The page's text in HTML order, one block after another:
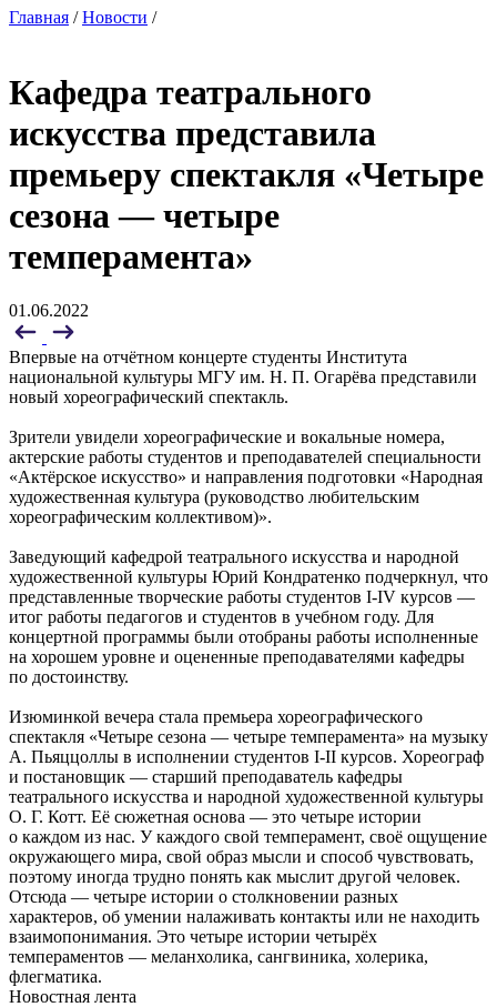
Главная /Новости /
Кафедра театрального
искусства представила
премьеру спектакля «Четыре
сезона — четыре
темперамента»
01.06.2022
Впервые на отчётном концерте студенты Института
национальной культуры МГУ им. Н. П. Огарёва представили
новый хореографический спектакль.
Зрители увидели хореографические и вокальные номера,
актерские работы студентов и преподавателей специальности
«Актёрское искусство» и направления подготовки «Народная
художественная культура (руководство любительским
хореографическим коллективом)».
Заведующий кафедрой театрального искусства и народной
художественной культуры Юрий Кондратенко подчеркнул, что
представленные творческие работы студентов I-IV курсов —
итог работы педагогов и студентов в учебном году. Для
концертной программы были отобраны работы исполненные
на хорошем уровне и оцененные преподавателями кафедры
по достоинству.
Изюминкой вечера стала премьера хореографического
спектакля «Четыре сезона — четыре темперамента» на музыку
А. Пьяццоллы в исполнении студентов I-II курсов. Хореограф
и постановщик — старший преподаватель кафедры
театрального искусства и народной художественной культуры
О. Г. Котт. Её сюжетная основа — это четыре истории
о каждом из нас. У каждого свой темперамент, своё ощущение
окружающего мира, свой образ мысли и способ чувствовать,
поэтому иногда трудно понять как мыслит другой человек.
Отсюда — четыре истории о столкновении разных
характеров, об умении налаживать контакты или не находить
взаимопонимания. Это четыре истории четырёх
темпераментов — меланхолика, сангвиника, холерика,
флегматика.
Новостная лента